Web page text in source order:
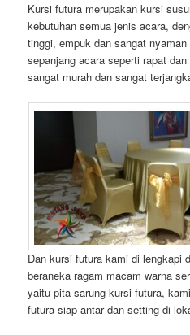
Kursi futura merupakan kursi
kebutuhan semua jenis acara,
tinggi, empuk dan sangat
sepanjang acara seperti rapat
sangat murah dan sangat
Dan kursi futura kami di lengkapi
beraneka ragam macam warna
yaitu pita sarung kursi futura,
futura siap antar dan setting di